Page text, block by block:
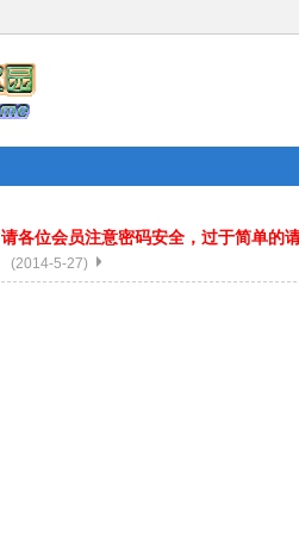
请各位会员注意密码安全，过于简单的
(2014-5-27)